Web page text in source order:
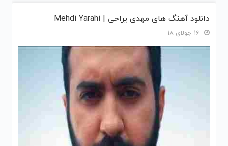
دانلود آهنگ های مهدی یراحی | Mehdi Yarahi